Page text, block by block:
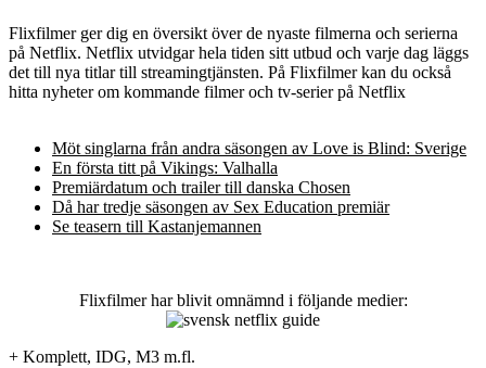
Flixfilmer ger dig en översikt över de nyaste filmerna och serierna
på Netflix. Netflix utvidgar hela tiden sitt utbud och varje dag läggs
det till nya titlar till streamingtjänsten. På Flixfilmer kan du också
hitta nyheter om kommande filmer och tv-serier på Netflix
Möt singlarna från andra säsongen av Love is Blind: Sverige
En första titt på Vikings: Valhalla
Premiärdatum och trailer till danska Chosen
Då har tredje säsongen av Sex Education premiär
Se teasern till Kastanjemannen
Flixfilmer har blivit omnämnd i följande medier:
+ Komplett, IDG, M3 m.fl.